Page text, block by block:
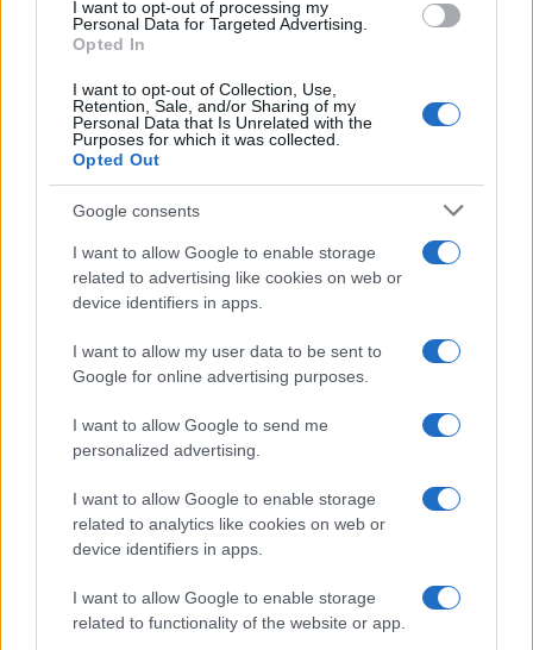
I want to opt-out of processing my
Personal Data for Targeted Advertising.
Opted In
I want to opt-out of Collection, Use,
Retention, Sale, and/or Sharing of my
Personal Data that Is Unrelated with the
Purposes for which it was collected.
Opted Out
Google consents
I want to allow Google to enable storage
related to advertising like cookies on web or
device identifiers in apps.
I want to allow my user data to be sent to
Google for online advertising purposes.
I want to allow Google to send me
personalized advertising.
I want to allow Google to enable storage
related to analytics like cookies on web or
device identifiers in apps.
I want to allow Google to enable storage
related to functionality of the website or app.
Curso de verano de la Universidad de La
Rioja finaliza con celebración
gastronómica
La Universidad de La Rioja despidió a 60…
CRÓNICA